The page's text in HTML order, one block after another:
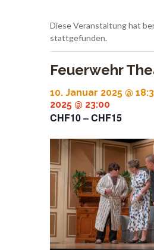
Diese Veranstaltung hat
stattgefunden.
Feuerwehr
10. Januar 2025 @
2025 @ 23:00
CHF10 – CHF15